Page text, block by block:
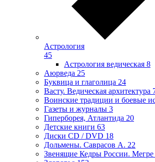
Астрология
45
Астрология ведическая 8
Аюрведа 25
Буквица и глаголица 24
Васту. Ведическая архитектура
Воинские традиции и боевые
Газеты и журналы 3
Гиперборея, Атлантида 20
Детские книги 63
Диски CD / DVD 18
Дольмены. Саврасов А. 22
Звенящие Кедры России.